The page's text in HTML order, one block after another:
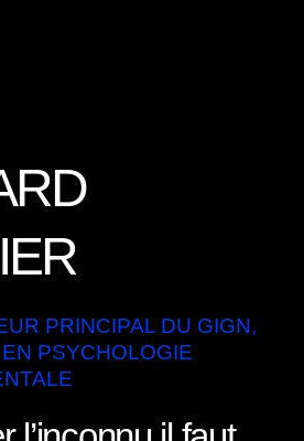
PRINCIPAL DU GIGN,
PSYCHOLOGIE